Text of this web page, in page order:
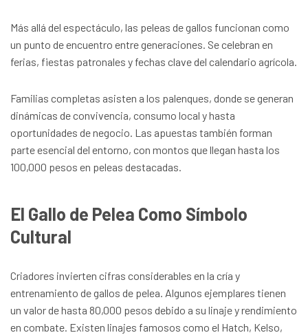
Más allá del espectáculo, las peleas de gallos funcionan como
un punto de encuentro entre generaciones. Se celebran en
ferias, fiestas patronales y fechas clave del calendario agrícola.
Familias completas asisten a los palenques, donde se generan
dinámicas de convivencia, consumo local y hasta
oportunidades de negocio. Las apuestas también forman
parte esencial del entorno, con montos que llegan hasta los
100,000 pesos en peleas destacadas.
El Gallo de Pelea Como Símbolo
Cultural
Criadores invierten cifras considerables en la cría y
entrenamiento de gallos de pelea. Algunos ejemplares tienen
un valor de hasta 80,000 pesos debido a su linaje y rendimiento
en combate. Existen linajes famosos como el Hatch, Kelso,